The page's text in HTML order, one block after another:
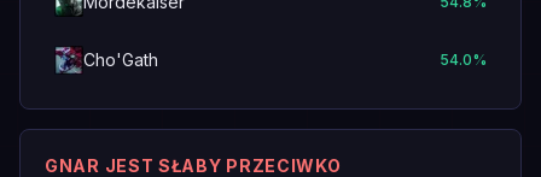
Cho'Gath 54.0%
GNAR JEST SŁABY PRZECIWKO